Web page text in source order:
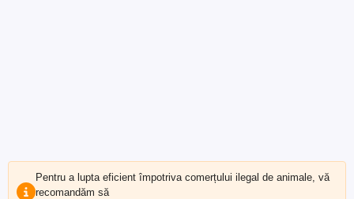
Pentru a lupta eficient împotriva comerțului ilegal de animale, vă
recomandăm să